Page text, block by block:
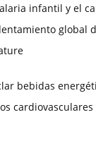
infantil y el
global
bebidas